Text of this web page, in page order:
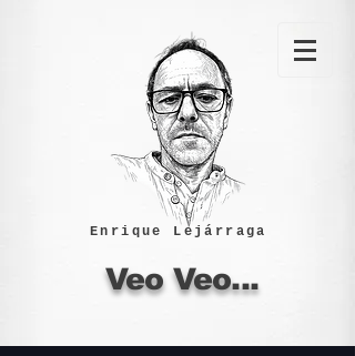
Enrique Lejárraga
Veo Veo...